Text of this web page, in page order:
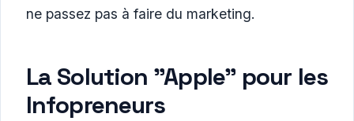
ne passez pas à faire du marketing.
La Solution "Apple" pour les
Infopreneurs